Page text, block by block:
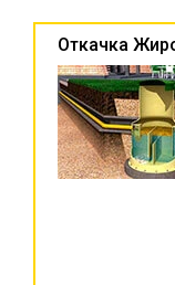
Откачка